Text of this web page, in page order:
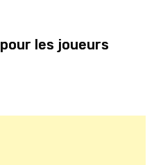
les joueurs